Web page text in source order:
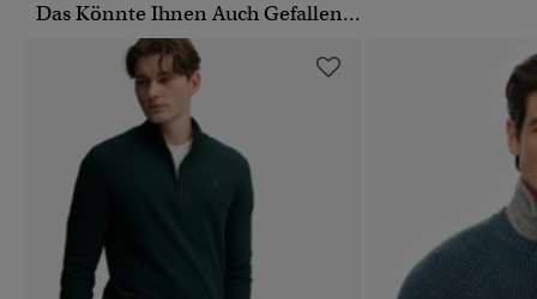
Das Könnte Ihnen Auch Gefallen...